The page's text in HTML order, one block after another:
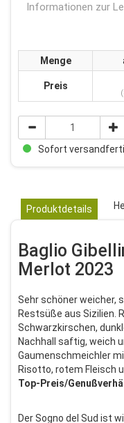
Informationen zur
Menge
Preis
Sofort
Produktdetails
Baglio
Merlot 2023
Sehr schöner weicher,
Restsüße aus Sizilien.
Schwarzkirschen,
Nachhall saftig, weich
Gaumenschmeichler
Risotto, rotem Fleisch
Top-Preis/
Der Sogno del Sud ist